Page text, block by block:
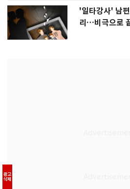
'일타강사' 남
리…비극으로
광고
삭제